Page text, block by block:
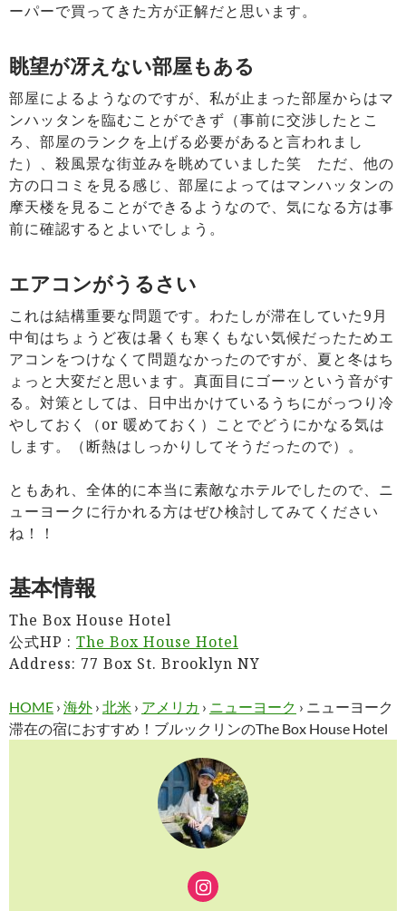
ーパーで買ってきた方が正解だと思います。
眺望が冴えない部屋もある
部屋によるようなのですが、私が止まった部屋からはマ
ンハッタンを臨むことができず（事前に交渉したとこ
ろ、部屋のランクを上げる必要があると言われまし
た）、殺風景な街並みを眺めていました笑 ただ、他の
方の口コミを見る感じ、部屋によってはマンハッタンの
摩天楼を見ることができるようなので、気になる方は事
前に確認するとよいでしょう。
エアコンがうるさい
これは結構重要な問題です。わたしが滞在していた9月
中旬はちょうど夜は暑くも寒くもない気候だったためエ
アコンをつけなくて問題なかったのですが、夏と冬はち
ょっと大変だと思います。真面目にゴーッという音がす
る。対策としては、日中出かけているうちにがっつり冷
やしておく（or 暖めておく）ことでどうにかなる気は
します。（断熱はしっかりしてそうだったので）。
ともあれ、全体的に本当に素敵なホテルでしたので、ニ
ューヨークに行かれる方はぜひ検討してみてください
ね！！
基本情報
The Box House Hotel
公式HP : The Box House Hotel
Address: 77 Box St. Brooklyn NY
HOME › 海外 › 北米 › アメリカ › ニューヨーク › ニューヨーク
滞在の宿におすすめ！ブルックリンのThe Box House Hotel